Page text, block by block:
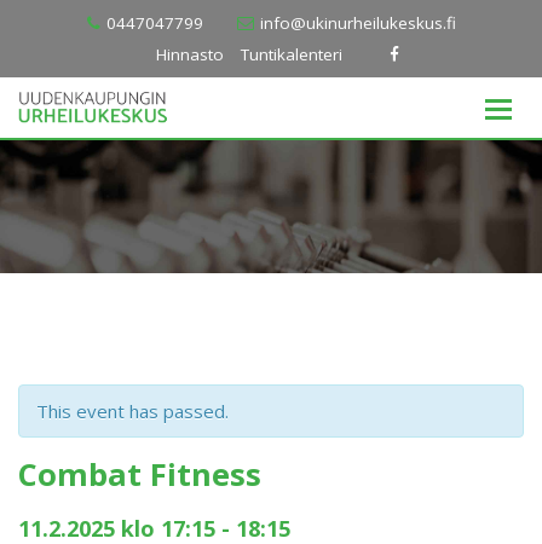
content
0447047799
info@ukinurheilukeskus.fi
Hinnasto
Tuntikalenteri
This event has passed.
Combat Fitness
11.2.2025 klo 17:15 - 18:15